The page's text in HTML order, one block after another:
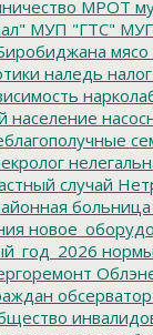
МРОТ
МУП "ГТС"
мясо
наледь налог
население
случай
больница
обсерватор